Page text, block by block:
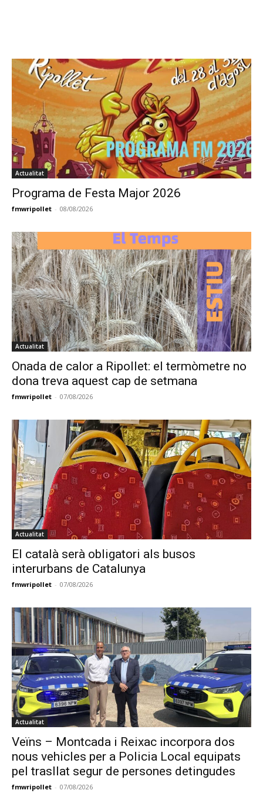
Actualitat
Programa de Festa Major 2026
fmwripollet - 08/08/2026
Actualitat
Onada de calor a Ripollet: el termòmetre no
dona treva aquest cap de setmana
fmwripollet - 07/08/2026
Actualitat
El català serà obligatori als busos
interurbans de Catalunya
fmwripollet - 07/08/2026
Actualitat
Veïns – Montcada i Reixac incorpora dos
nous vehicles per a Policia Local equipats
pel trasllat segur de persones detingudes
fmwripollet - 07/08/2026